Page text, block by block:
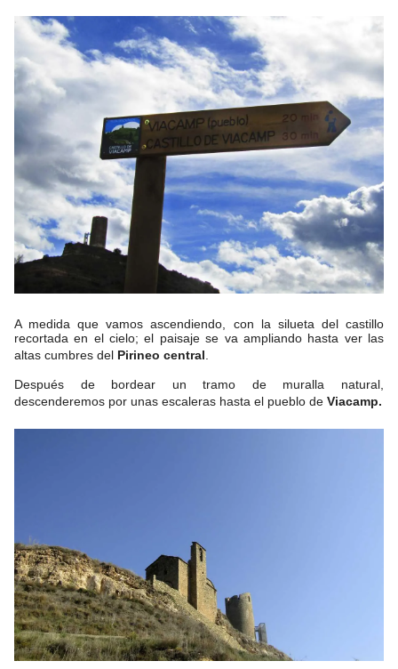
A medida que vamos ascendiendo, con la silueta del castillo
recortada en el cielo; el paisaje se va ampliando hasta ver las
altas cumbres del Pirineo central.
Después de bordear un tramo de muralla natural,
descenderemos por unas escaleras hasta el pueblo de Viacamp.